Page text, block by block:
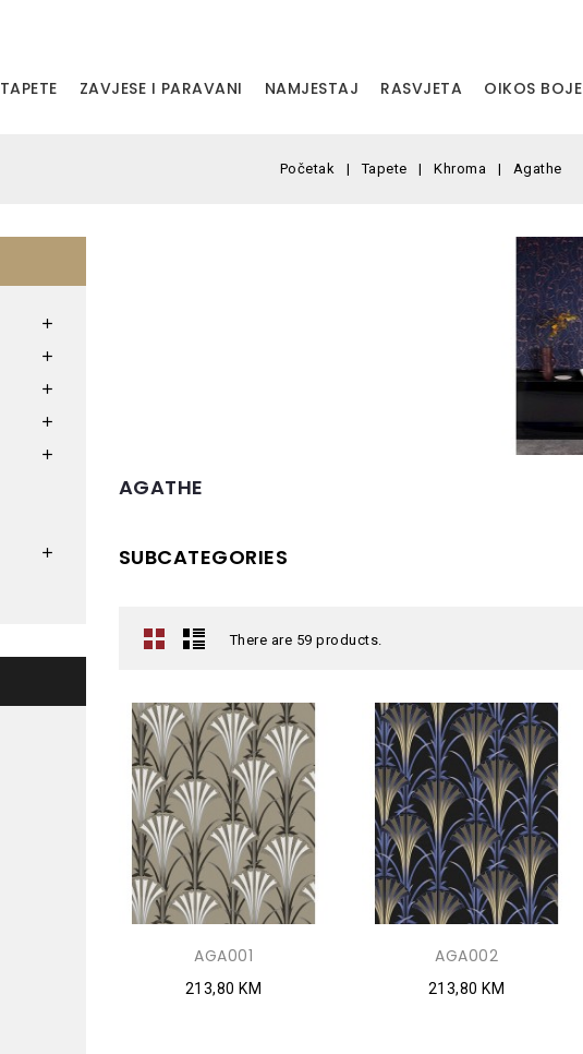
TAPETE ZAVJESE I PARAVANI NAMJESTAJ RASVJETA OIKOS BOJE
Početak Tapete Khroma Agathe






AGATHE
SUBCATEGORIES
There are 59 products.
AGA001
213,80 KM
AGA002
213,80 KM